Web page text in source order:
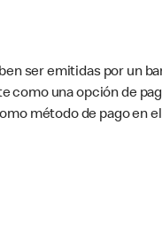
ser emitidas por un
como una opción de
método de pago en